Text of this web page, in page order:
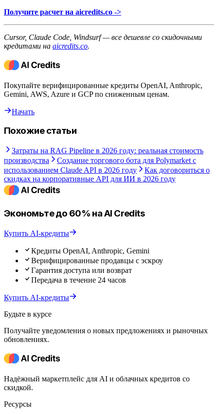
Получите расчет на aicredits.co ->
Cursor, Claude Code, Windsurf — все дешевле со скидочными
кредитами на aicredits.co.
Покупайте верифицированные кредиты OpenAI, Anthropic,
Gemini, AWS, Azure и GCP по сниженным ценам.
Начать
Похожие статьи
Затраты на RAG Pipeline в 2026 году: реальная стоимость
производства
Создание торгового бота для Polymarket с
использованием Claude API в 2026 году
Как договориться о
скидках на корпоративные API для ИИ в 2026 году
Экономьте до 60% на AI Credits
Купить AI-кредиты
Кредиты OpenAI, Anthropic, Gemini
Верифицированные продавцы с эскроу
Гарантия доступа или возврат
Передача в течение 24 часов
Купить AI-кредиты
Будьте в курсе
Получайте уведомления о новых предложениях и рыночных
обновлениях.
Надёжный маркетплейс для AI и облачных кредитов со
скидкой.
Ресурсы